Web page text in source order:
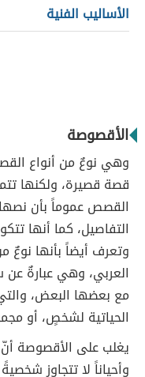
الأساليب الفنية
الأقصوصة
وهي نوعٌ من أنواع
قصة قصيرة، ولكنها
القصص عموماً بأن
التفاصيل، كما أنها
وتعرف أيضاً بأنها نوعٌ
العربي، وهي عبارةٌ عن
مع بعضها البعض،
الحياتية لشخصٍ، أو
يغلب على الأقصوصة
وأحياناً لا تتجاوز